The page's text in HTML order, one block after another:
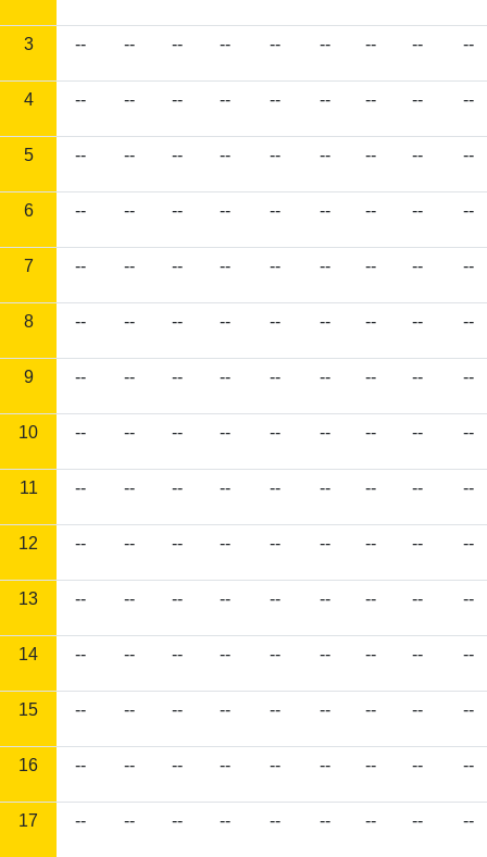
3 -- -- -- -- -- -- -- -- --
4 -- -- -- -- -- -- -- -- --
5 -- -- -- -- -- -- -- -- --
6 -- -- -- -- -- -- -- -- --
7 -- -- -- -- -- -- -- -- --
8 -- -- -- -- -- -- -- -- --
9 -- -- -- -- -- -- -- -- --
10 -- -- -- -- -- -- -- -- --
11 -- -- -- -- -- -- -- -- --
12 -- -- -- -- -- -- -- -- --
13 -- -- -- -- -- -- -- -- --
14 -- -- -- -- -- -- -- -- --
15 -- -- -- -- -- -- -- -- --
16 -- -- -- -- -- -- -- -- --
17 -- -- -- -- -- -- -- -- --